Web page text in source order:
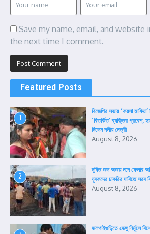
Save my name, email, and
the next time I comment.
Featured Posts
1
বিজেপির সভায় ‘কয়লা
‘বিতর্কিত’ ব্যক্তির প্রবেশ,
দিলেন দলীয় নেত্রী
August 8, 2026
2
দূষিত জল অজয় নদে ফেলার
যুবকদের চাকরির দাবিতে সরব
August 8, 2026
জলপাইগুড়িতে ডেঙ্গু নির্মূলে